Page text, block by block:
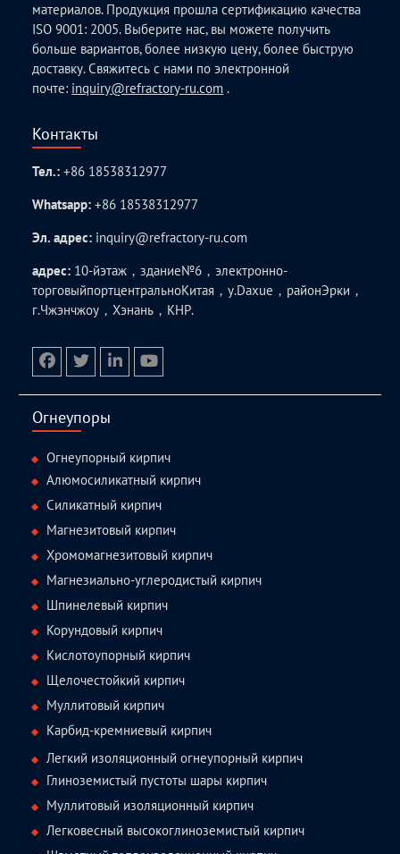
материалов. Продукция прошла сертификацию качества
ISO 9001: 2005. Выберите нас, вы можете получить
больше вариантов, более низкую цену, более быструю
доставку. Свяжитесь с нами по электронной
почте: inquiry@refractory-ru.com .
Контакты
Тел.:+86 18538312977
Whatsapp:+86 18538312977
Эл. адрес: inquiry@refractory-ru.com
адрес: 10-йэтаж，здание№6，электронно-
торговыйпортцентральноКитая，у.Daxue，районЭрки，
г.Чжэнчжоу，Хэнань，КНР.
Огнеупоры
Огнеупорный кирпич
Алюмосиликатный кирпич
Силикатный кирпич
Магнезитовый кирпич
Хромомагнезитовый кирпич
Магнезиально-углеродистый кирпич
Шпинелевый кирпич
Корундовый кирпич
Кислотоупорный кирпич
Щелочестойкий кирпич
Муллитовый кирпич
Карбид-кремниевый кирпич
Легкий изоляционный огнеупорный кирпич
Глиноземистый пустоты шары кирпич
Муллитовый изоляционный кирпич
Легковесный высокоглиноземистый кирпич